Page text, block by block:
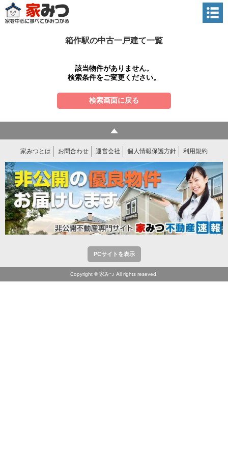
箱作駅の中古一戸建て一覧
該当物件がありません。
検索条件をご変更ください。
検索画面に戻る
家みつとは お問合わせ 運営会社 個人情報保護方針 利用規約
PCサイトを表示
Copyright © 家みつ All rights reseved.